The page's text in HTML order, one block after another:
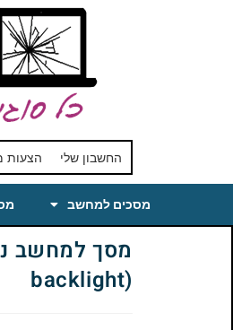
החשבון שלי הצעות
מסכים למחשב
backlight)